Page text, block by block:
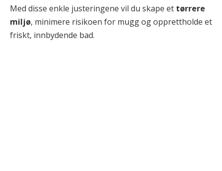
Med disse enkle justeringene vil du skape et tørrere
miljø, minimere risikoen for mugg og opprettholde et
friskt, innbydende bad.